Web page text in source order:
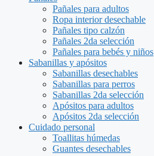
Pañales para adultos
Ropa interior desechable
Pañales tipo calzón
Pañales 2da selección
Pañales para bebés y niños
Sabanillas y apósitos
Sabanillas desechables
Sabanillas para perros
Sabanillas 2da selección
Apósitos para adultos
Apósitos 2da selección
Cuidado personal
Toallitas húmedas
Guantes desechables